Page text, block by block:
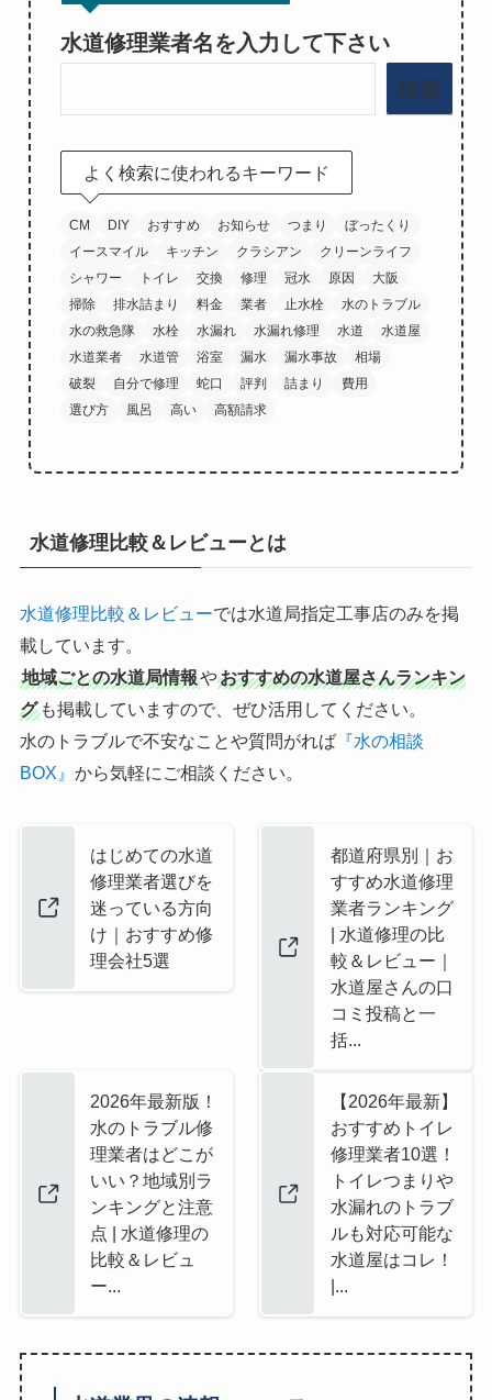
水道修理業者名を入力して下さい
検索
よく検索に使われるキーワード
CM DIY おすすめ お知らせ つまり
ぼったくり
イースマイル
キッチン クラシアン
クリーンライフ
シャワー
トイレ 交換 修理 冠水 原因
大阪
掃除
排水詰まり 料金 業者 止水栓
水のトラブル
水の救急隊
水栓 水漏れ 水漏れ修理 水道
水道屋
水道業者
水道管 浴室 漏水 漏水事故
相場
破裂
自分で修理 蛇口 評判 詰まり
費用
選び方
風呂 高い 高額請求
水道修理比較＆レビューとは
水道修理比較＆レビューでは水道局指定工事店のみを掲
載しています。
地域ごとの水道局情報やおすすめの水道屋さんランキン
グも掲載していますので、ぜひ活用してください。
水のトラブルで不安なことや質問がれば『水の相談
BOX』 から気軽にご相談ください。
はじめての水道
修理業者選びを
迷っている方向
け｜おすすめ修
理会社5選
都道府県別｜お
すすめ水道修理
業者ランキング
| 水道修理の比
較＆レビュー｜
水道屋さんの口
コミ投稿と一
括...
2026年最新版！
水のトラブル修
理業者はどこが
いい？地域別ラ
ンキングと注意
点 | 水道修理の
比較＆レビュ
ー...
【2026年最新】
おすすめトイレ
修理業者10選！
トイレつまりや
水漏れのトラブ
ルも対応可能な
水道屋はコレ！
|...